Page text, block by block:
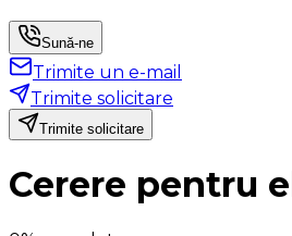
Sună-ne
Trimite un e-mail
Trimite solicitare
Trimite solicitare
Cerere pentru